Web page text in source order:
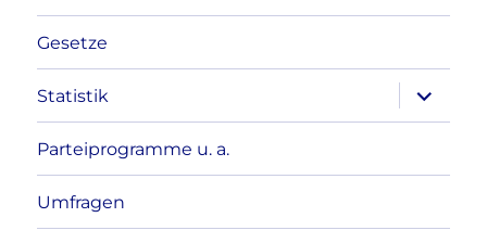
Gesetze
Statistik
anzeigen
Parteiprogramme u. a.
Umfragen